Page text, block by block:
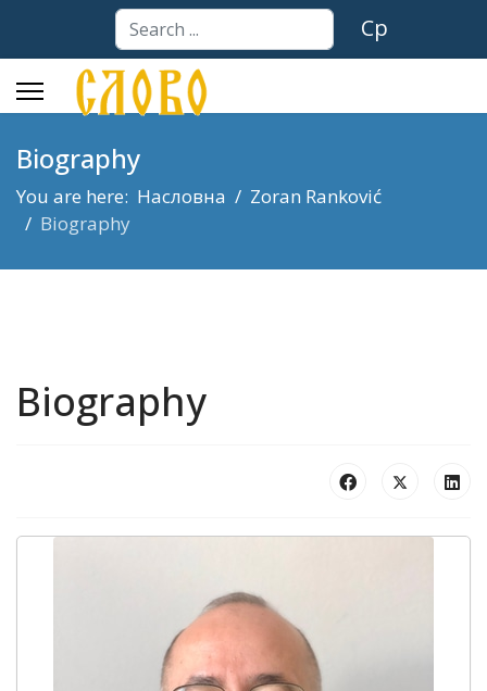
...
Ср
Biography
You are here: Насловна
Zoran Ranković
Biography
Biography